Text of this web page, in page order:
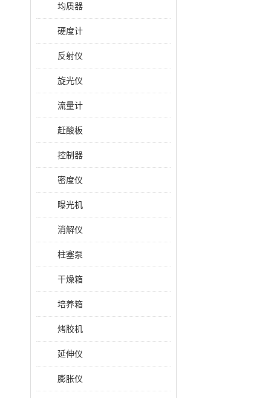
均质器
硬度计
反射仪
旋光仪
流量计
赶酸板
控制器
密度仪
曝光机
消解仪
柱塞泵
干燥箱
培养箱
烤胶机
延伸仪
膨胀仪